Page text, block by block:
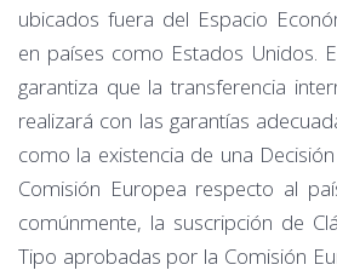
ubicados fuera del Espacio
en países como Estados Unidos.
garantiza que la transferencia
realizará con las garantías
como la existencia de una
Comisión Europea respecto al
comúnmente, la suscripción de
Tipo aprobadas por la Comisión